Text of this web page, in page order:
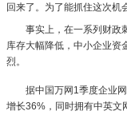
回来了。为了能抓住这次机
事实上，在一系列财政刺
库存大幅降低，中小企业资
烈。
据中国万网1季度企业网
增长36%，同时拥有中英文